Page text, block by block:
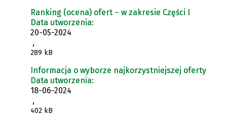
Ranking (ocena) ofert – w zakresie Części I
Data utworzenia:
20-05-2024
,
289 kB
Informacja o wyborze najkorzystniejszej oferty
Data utworzenia:
18-06-2024
,
402 kB